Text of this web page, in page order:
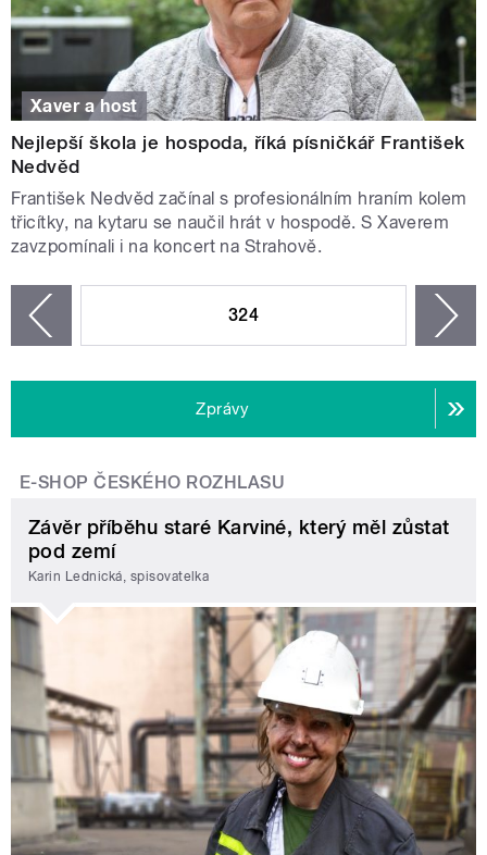
Xaver a host
Nejlepší škola je hospoda, říká písničkář František
Nedvěd
František Nedvěd začínal s profesionálním hraním kolem
třicítky, na kytaru se naučil hrát v hospodě. S Xaverem
zavzpomínali i na koncert na Strahově.
324
Zprávy
E-SHOP ČESKÉHO ROZHLASU
Závěr příběhu staré Karviné, který měl zůstat
pod zemí
Karin Lednická, spisovatelka